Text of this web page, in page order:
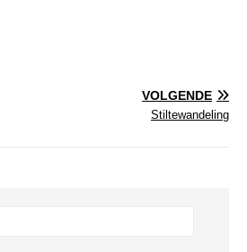
VOLGENDE
Stiltewandeling